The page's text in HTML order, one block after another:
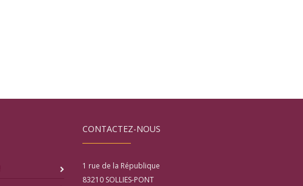
CONTACTEZ-NOUS
1 rue de la République
83210 SOLLIES-PONT